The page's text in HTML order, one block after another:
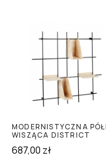
MODERNISTYCZNA
WISZĄCA DISTRICT
687,00 zł